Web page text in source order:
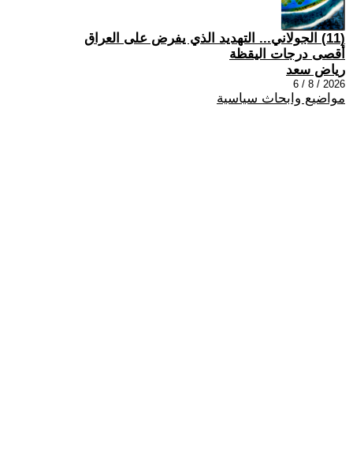
(11) الجولاني... التهديد الذي يفرض على العراق
أقصى درجات اليقظة
رياض سعد
2026 / 8 / 6
مواضيع وابحاث سياسية